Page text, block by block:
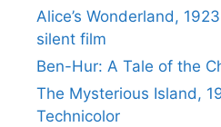
Alice’s Wonderland,
silent film
Ben-Hur: A Tale of the
The Mysterious Island,
Technicolor